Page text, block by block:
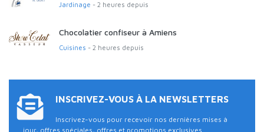
Jardinage - 2 heures depuis
Chocolatier confiseur à Amiens
Cuisines - 2 heures depuis
INSCRIVEZ-VOUS À LA NEWSLETTERS
Inscrivez-vous pour recevoir nos dernières mises à
jour, offres spéciales, offres et promotions exclusives.